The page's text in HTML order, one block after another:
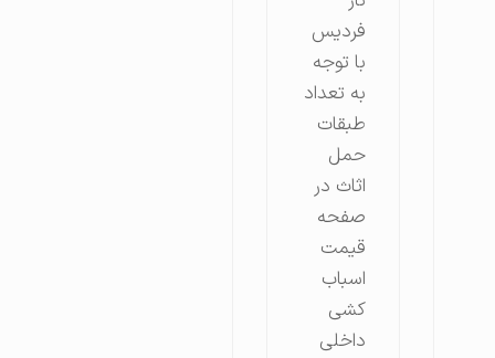
فردیس
با توجه
به تعداد
طبقات
حمل
اثاث در
صفحه
قیمت
اسباب
کشی
داخلی